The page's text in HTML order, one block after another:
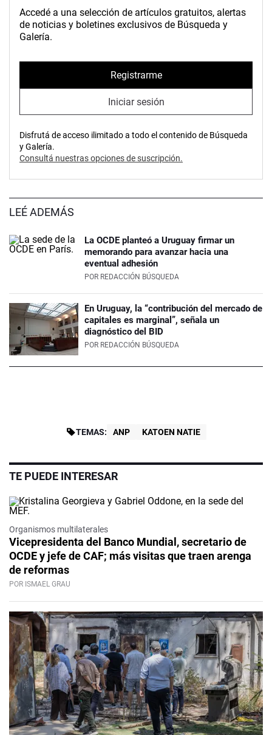
Accedé a una selección de artículos gratuitos, alertas
de noticias y boletines exclusivos de Búsqueda y
Galería.
Registrarme
Iniciar sesión
Disfrutá de acceso ilimitado a todo el contenido de Búsqueda
y Galería.
Consultá nuestras opciones de suscripción.
LEÉ ADEMÁS
La OCDE planteó a Uruguay firmar un
memorando para avanzar hacia una
eventual adhesión
POR REDACCIÓN BÚSQUEDA
En Uruguay, la “contribución del mercado de
capitales es marginal”, señala un
diagnóstico del BID
POR REDACCIÓN BÚSQUEDA
TEMAS: ANP KATOEN NATIE
TE PUEDE INTERESAR
Organismos multilaterales
Vicepresidenta del Banco Mundial, secretario de
OCDE y jefe de CAF; más visitas que traen arenga
de reformas
POR ISMAEL GRAU